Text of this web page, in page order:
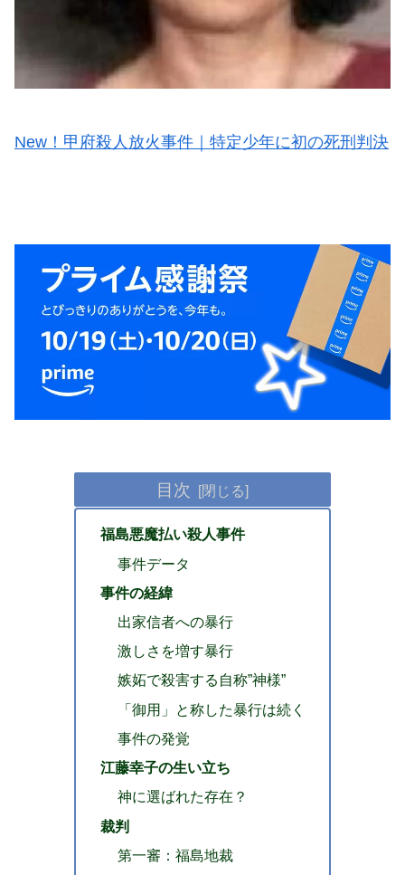
New！甲府殺人放火事件｜特定少年に初の死刑判決
目次
福島悪魔払い殺人事件
事件データ
事件の経緯
出家信者への暴行
激しさを増す暴行
嫉妬で殺害する自称”神様”
「御用」と称した暴行は続く
事件の発覚
江藤幸子の生い立ち
神に選ばれた存在？
裁判
第一審：福島地裁